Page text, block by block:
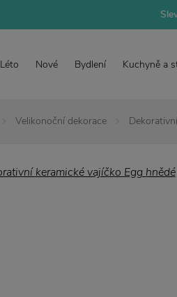
Léto Nové Bydlení Kuchyně a
Velikonoční dekorace